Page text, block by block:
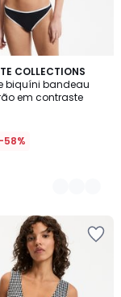
COLLECTIONS
biquíni bandeau
em contraste
-58%